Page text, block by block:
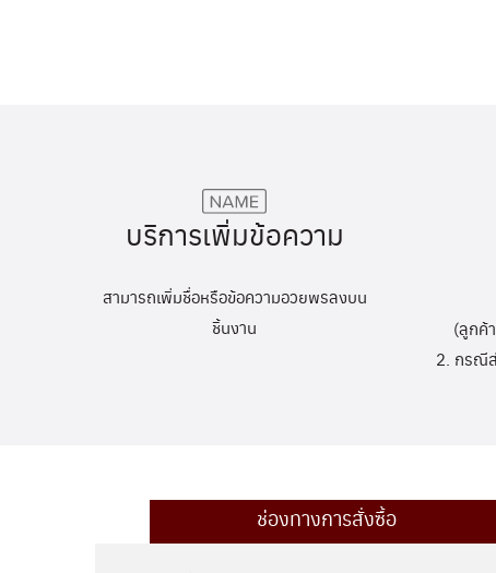
บริการเพิ่มข้อความ
สามารถเพิ่มชื่อหรือข้อความอวยพรลงบน
ชิ้นงาน
(ลูกค้
2. กรณีส่
ช่องทางการสั่งซื้อ